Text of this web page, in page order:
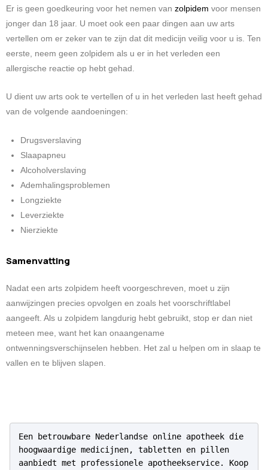
Er is geen goedkeuring voor het nemen van zolpidem voor mensen
jonger dan 18 jaar. U moet ook een paar dingen aan uw arts
vertellen om er zeker van te zijn dat dit medicijn veilig voor u is. Ten
eerste, neem geen zolpidem als u er in het verleden een
allergische reactie op hebt gehad.
U dient uw arts ook te vertellen of u in het verleden last heeft gehad
van de volgende aandoeningen:
Drugsverslaving
Slaapapneu
Alcoholverslaving
Ademhalingsproblemen
Longziekte
Leverziekte
Nierziekte
Samenvatting
Nadat een arts zolpidem heeft voorgeschreven, moet u zijn
aanwijzingen precies opvolgen en zoals het voorschriftlabel
aangeeft. Als u zolpidem langdurig hebt gebruikt, stop er dan niet
meteen mee, want het kan onaangename
ontwenningsverschijnselen hebben. Het zal u helpen om in slaap te
vallen en te blijven slapen.
Een betrouwbare Nederlandse online apotheek die
hoogwaardige medicijnen, tabletten en pillen
aanbiedt met professionele apotheekservice. Koop